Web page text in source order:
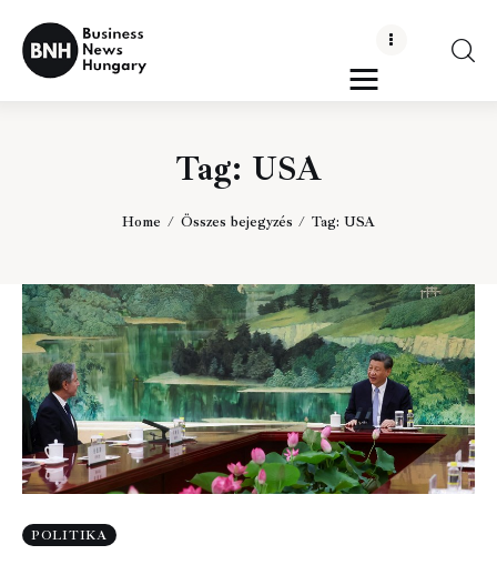
Tag: USA
Home Összes bejegyzés Tag: USA
Business News Hungary
the Kick-ass Multipurpose WordPress Theme
Gazdaság
Napi hírek
Energetika
POLITIKA